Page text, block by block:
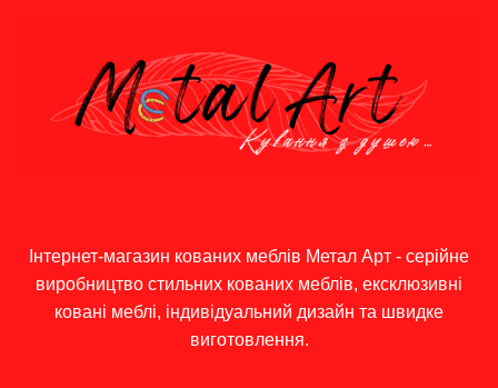
Інтернет-магазин кованих меблів Метал Арт - серійне
виробництво стильних кованих меблів, ексклюзивні
ковані меблі, індивідуальний дизайн та швидке
виготовлення.